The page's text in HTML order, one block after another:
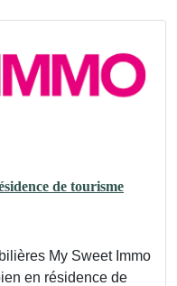
de tourisme
My Sweet Immo
en résidence de